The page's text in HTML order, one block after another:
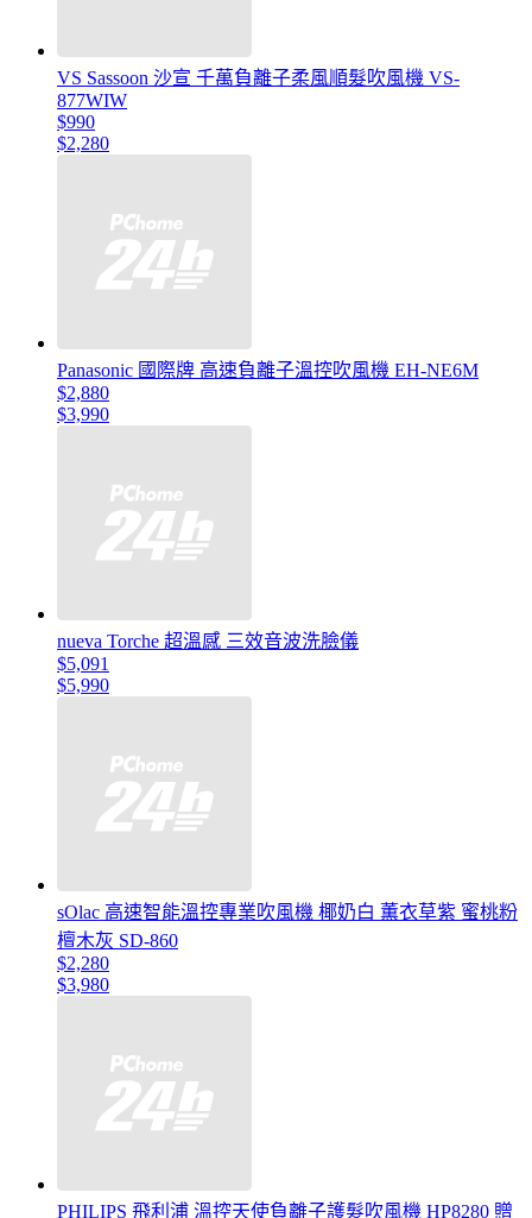
VS Sassoon 沙宣 千萬負離子柔風順髮吹風機 VS-
877WIW
$990
$2,280
Panasonic 國際牌 高速負離子溫控吹風機 EH-NE6M
$2,880
$3,990
nueva Torche 超溫感 三效音波洗臉儀
$5,091
$5,990
sOlac 高速智能溫控專業吹風機 椰奶白 薫衣草紫 蜜桃粉
檀木灰 SD-860
$2,280
$3,980
PHILIPS 飛利浦 溫控天使負離子護髮吹風機 HP8280 贈